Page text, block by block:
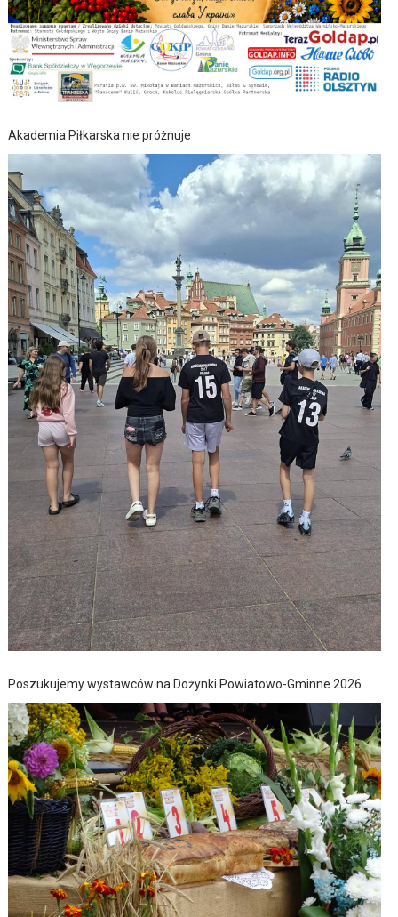
Akademia Piłkarska nie próżnuje
Poszukujemy wystawców na Dożynki Powiatowo-Gminne 2026